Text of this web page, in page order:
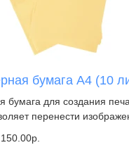
бумага А4 (10
бумага для создания
перенести